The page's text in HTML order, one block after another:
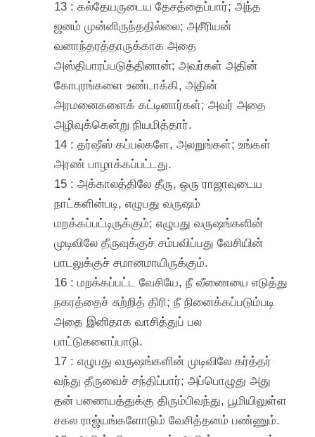
13 : கல்தேயருடைய தேசத்தைப்பார்; அந்த
ஜனம் முன்னிருந்ததில்லை; அசீரியன்
வனாந்தரத்தாருக்காக அதை
அஸ்திபாரப்படுத்தினான்; அவர்கள் அதின்
கோபுரங்களை உண்டாக்கி, அதின்
அரமனைகளைக் கட்டினார்கள்; அவர் அதை
அழிவுக்கென்று நியமித்தார்.
14 : தர்ஷீஸ் கப்பல்களே, அலறுங்கள்; உங்கள்
அரண் பாழாக்கப்பட்டது.
15 : அக்காலத்திலே தீரு, ஒரு ராஜாவுடைய
நாட்களின்படி, எழுபது வருஷம்
மறக்கப்பட்டிருக்கும்; எழுபது வருஷங்களின்
முடிவிலே தீருவுக்குச் சம்பவிப்பது வேசியின்
பாடலுக்குச் சமானமாயிருக்கும்.
16 : மறக்கப்பட்ட வேசியே, நீ வீணையை எடுத்து
நகரத்தைச் சுற்றித் திரி; நீ நினைக்கப்படும்படி
அதை இனிதாக வாசித்துப் பல
பாட்டுகளைப்பாடு.
17 : எழுபது வருஷங்களின் முடிவிலே கர்த்தர்
வந்து தீருவைச் சந்திப்பார்; அப்பொழுது அது
தன் பணையத்துக்கு திரும்பிவந்து, பூமியிலுள்ள
சகல ராஜ்யங்களோடும் வேசித்தனம் பண்ணும்.